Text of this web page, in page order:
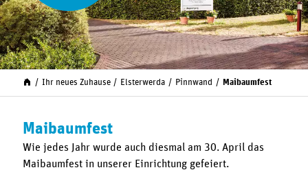
Ihr neues Zuhause Elsterwerda Pinnwand Maibaumfest
Maibaumfest
Wie jedes Jahr wurde auch diesmal am 30. April das
Maibaumfest in unserer Einrichtung gefeiert.